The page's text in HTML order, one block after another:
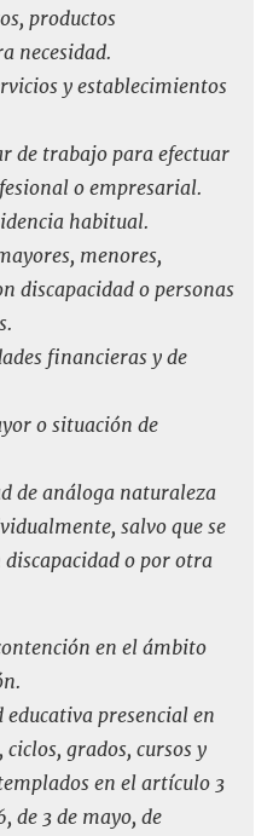
productos
necesidad.
y establecimientos
de trabajo para efectuar
o empresarial.
habitual.
menores,
discapacidad o personas
financieras y de
o situación de
de análoga naturaleza
salvo que se
discapacidad o por otra
en el ámbito
educativa presencial en
grados, cursos y
en el artículo 3
de 3 de mayo, de